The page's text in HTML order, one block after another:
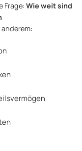
Frage: Wie weit sind